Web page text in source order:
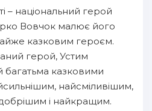
– національний герой
Вовчок малює його
казковим героєм.
герой, Устим
казковими
найсміливішим,
і найкращим.